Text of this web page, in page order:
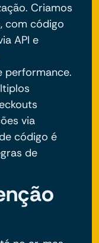
Criamos
com código
API e
performance.
via
código é
de